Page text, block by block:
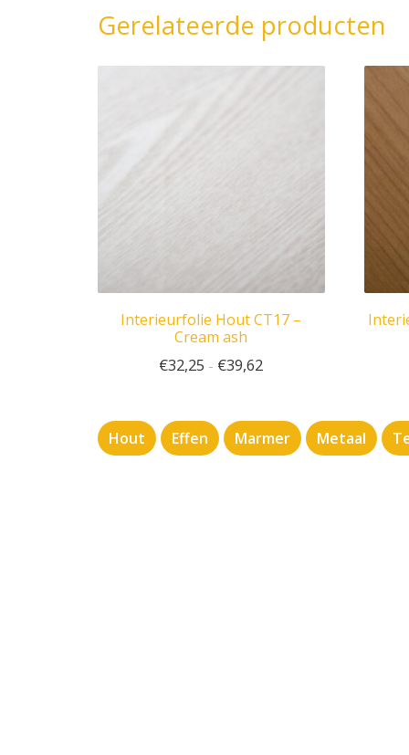
Gerelateerde producten
Interieurfolie Hout CT17 –
Cream ash
€32,25 - €39,62
Hout Effen Marmer Metaal